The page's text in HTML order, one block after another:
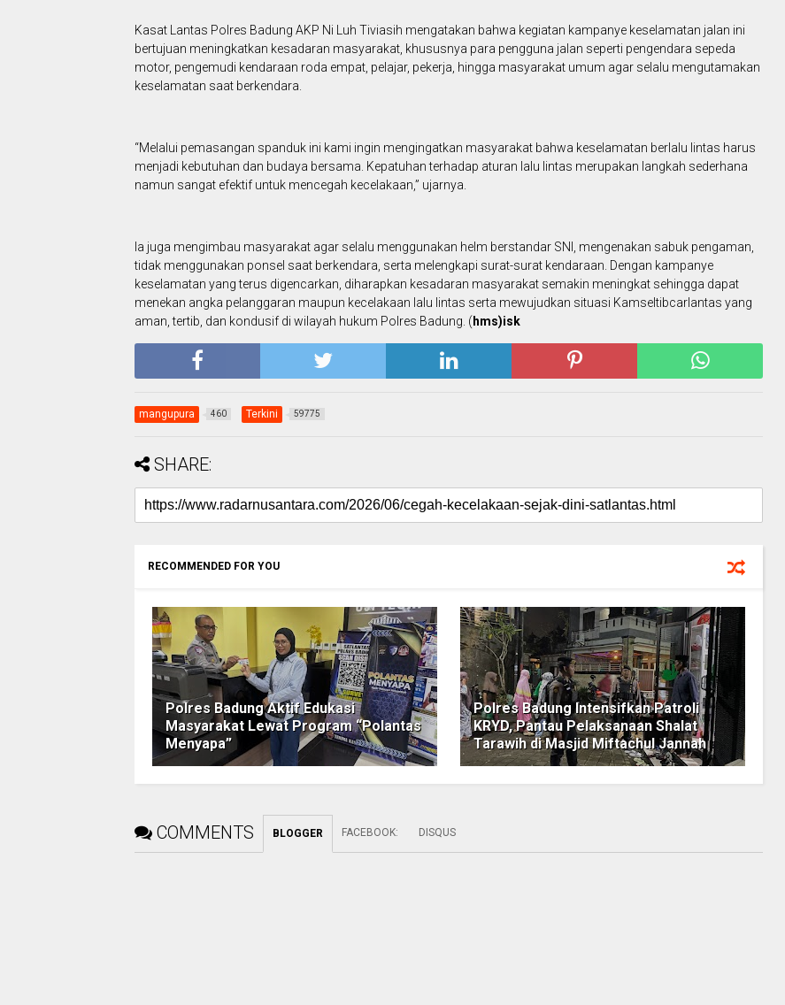
Kasat Lantas Polres Badung AKP Ni Luh Tiviasih mengatakan bahwa kegiatan kampanye keselamatan jalan ini
bertujuan meningkatkan kesadaran masyarakat, khususnya para pengguna jalan seperti pengendara sepeda
motor, pengemudi kendaraan roda empat, pelajar, pekerja, hingga masyarakat umum agar selalu mengutamakan
keselamatan saat berkendara.
“Melalui pemasangan spanduk ini kami ingin mengingatkan masyarakat bahwa keselamatan berlalu lintas harus
menjadi kebutuhan dan budaya bersama. Kepatuhan terhadap aturan lalu lintas merupakan langkah sederhana
namun sangat efektif untuk mencegah kecelakaan,” ujarnya.
Ia juga mengimbau masyarakat agar selalu menggunakan helm berstandar SNI, mengenakan sabuk pengaman,
tidak menggunakan ponsel saat berkendara, serta melengkapi surat-surat kendaraan. Dengan kampanye
keselamatan yang terus digencarkan, diharapkan kesadaran masyarakat semakin meningkat sehingga dapat
menekan angka pelanggaran maupun kecelakaan lalu lintas serta mewujudkan situasi Kamseltibcarlantas yang
aman, tertib, dan kondusif di wilayah hukum Polres Badung. ( hms)isk
mangupura 460 Terkini 59775
SHARE:
RECOMMENDED FOR YOU
Polres Badung Aktif Edukasi
Masyarakat Lewat Program “Polantas
Menyapa”
Polres Badung Intensifkan Patroli
KRYD, Pantau Pelaksanaan Shalat
Tarawih di Masjid Miftachul Jannah
COMMENTS BLOGGER FACEBOOK: DISQUS